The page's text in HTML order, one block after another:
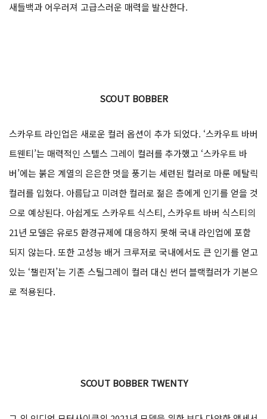
새들백과 어우러져 고급스러운 매력을 발산한다.
SCOUT BOBBER
스카우트 라인업은 새로운 컬러 옵션이 추가 되었다. ‘스카우트 바버
트웬티’는 매력적인 스텔스 그레이 컬러를 추가했고 ‘스카우트 바
버’에는 붉은 계열의 은은한 멋을 풍기는 세련된 컬러로 마룬 메탈릭
컬러를 입혔다. 아름답고 미려한 컬러로 젊은 층에게 인기를 얻을 것
으로 예상된다. 아쉽게도 스카우트 식스티, 스카우트 바버 식스티의
21년 모델은 유로5 환경규제에 대응하지 못해 국내 라인업에 포함
되지 않는다. 또한 고성능 배거 크루저로 국내에서도 큰 인기를 얻고
있는 ‘챌린저’는 기존 스틸그레이 컬러 대신 썬더 블랙컬러가 기본으
로 적용된다.
SCOUT BOBBER TWENTY